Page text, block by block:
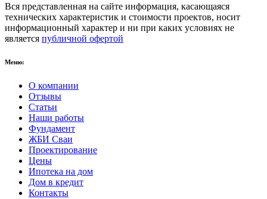
Вся представленная на сайте информация, касающаяся
технических характеристик и стоимости проектов, носит
информационный характер и ни при каких условиях не
является публичной офертой
Меню:
О компании
Отзывы
Статьи
Наши работы
Фундамент
ЖБИ Сваи
Проектирование
Цены
Ипотека на дом
Дом в кредит
Контакты